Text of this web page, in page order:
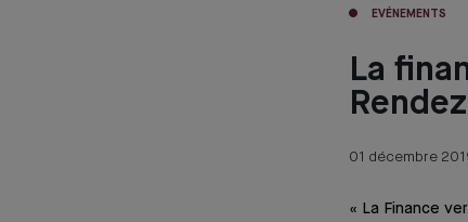
EVÉNEMENTS
La
01 décembre
« La Finance